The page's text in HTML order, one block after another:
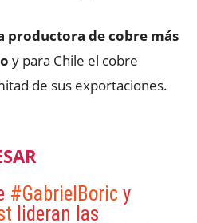
productora de cobre más
y para Chile el cobre
de sus exportaciones.
#GabrielBoric y
lideran las